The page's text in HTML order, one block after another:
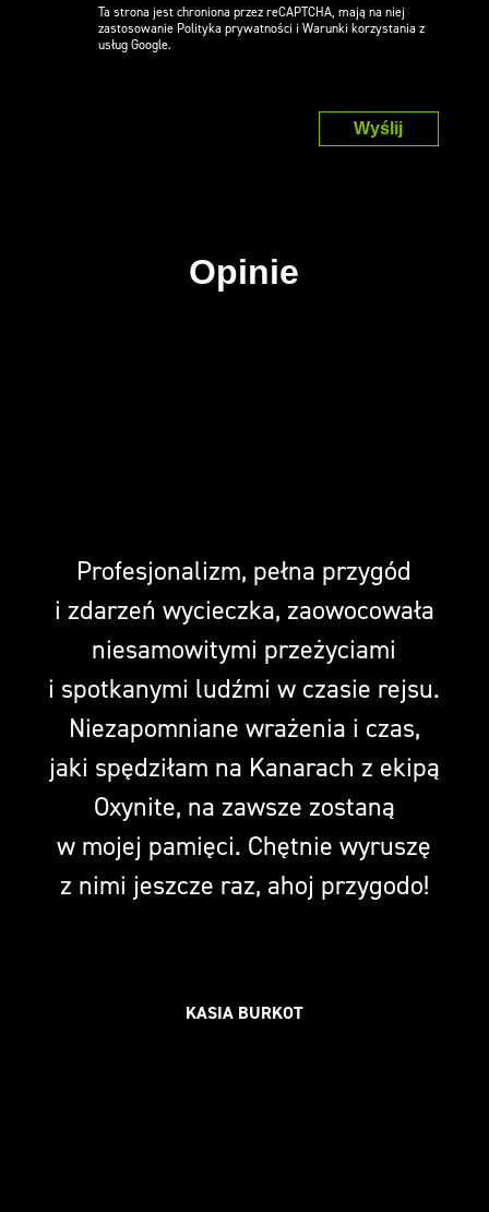
Ta strona jest chroniona przez reCAPTCHA, mają na niej
zastosowanie Polityka prywatności iWarunki korzystania z
usług Google.
Opinie
Profesjonalizm, pełna przygód
i zdarzeń wycieczka, zaowocowała
niesamowitymi przeżyciami
i spotkanymi ludźmi w czasie rejsu.
Niezapomniane wrażenia i czas,
jaki spędziłam na Kanarach z ekipą
Oxynite, na zawsze zostaną
w mojej pamięci. Chętnie wyruszę
z nimi jeszcze raz, ahoj przygodo!
KASIA BURKOT